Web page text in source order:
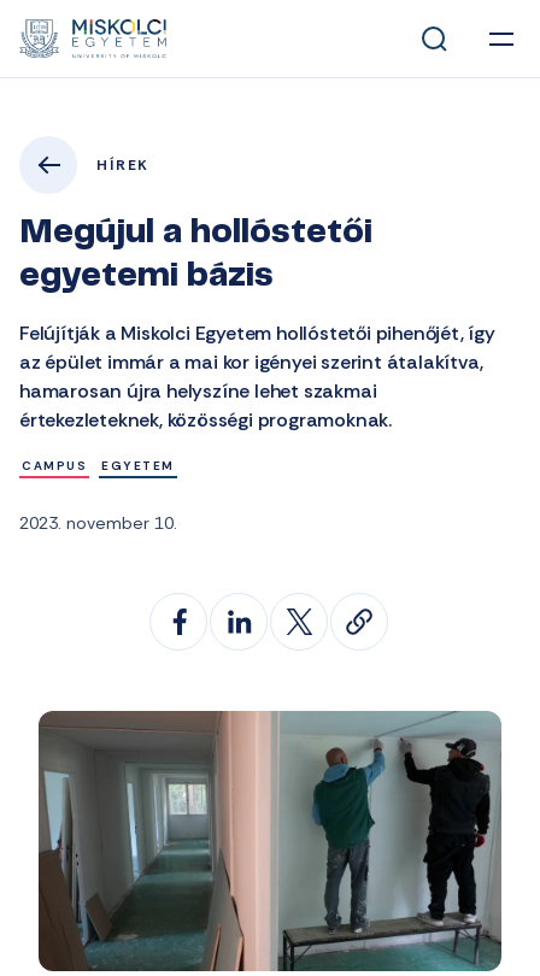
HÍREK
Megújul a hollóstetői
egyetemi bázis
Felújítják a Miskolci Egyetem hollóstetői pihenőjét, így
az épület immár a mai kor igényei szerint átalakítva,
hamarosan újra helyszíne lehet szakmai
értekezleteknek, közösségi programoknak.
CAMPUS EGYETEM
2023. november 10.